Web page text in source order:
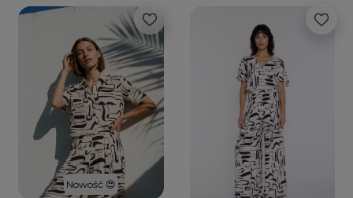
Nowość 😍